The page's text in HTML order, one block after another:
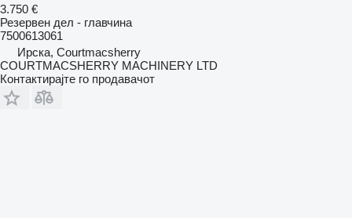
3.750 €
Резервен дел - главчина
7500613061
Ирска, Courtmacsherry
COURTMACSHERRY MACHINERY LTD
Контактирајте го продавачот